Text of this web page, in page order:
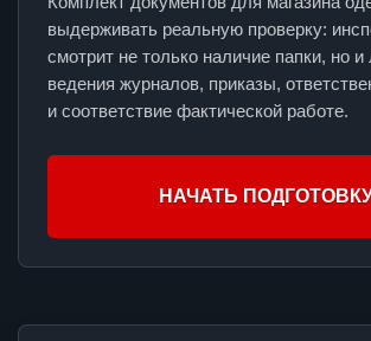
выдерживать реальную проверку:
смотрит не только наличие папки, но и
ведения журналов, приказы,
и соответствие фактической работе.
НАЧАТЬ